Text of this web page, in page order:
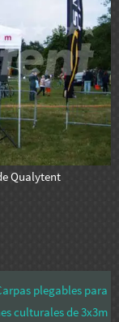
Qualytent
plegables para
culturales de 3x3m